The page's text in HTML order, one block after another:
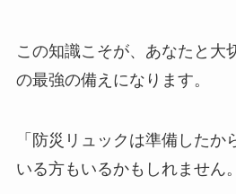
この知識こそが、あなたと大
の最強の備えになります。
「防災リュックは準備したか
いる方もいるかもしれません。